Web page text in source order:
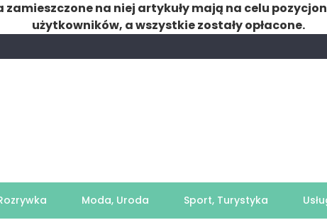
na niej artykuły mają na celu
użytkowników, a wszystkie zostały opłacone.
Moda, Uroda Sport, Turystyka